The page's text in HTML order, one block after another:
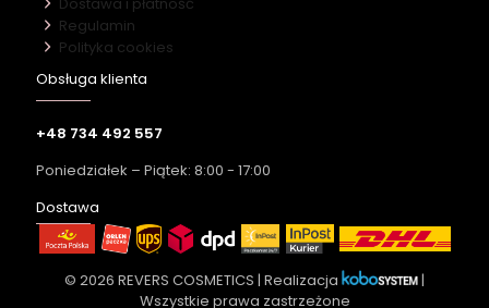
Regulamin
Polityka cookies
Obsługa klienta
+48 734 492 557
Poniedziałek – Piątek: 8:00 - 17:00
Dostawa
© 2026 REVERS COSMETICS | Realizacja
|
Wszystkie prawa zastrzeżone